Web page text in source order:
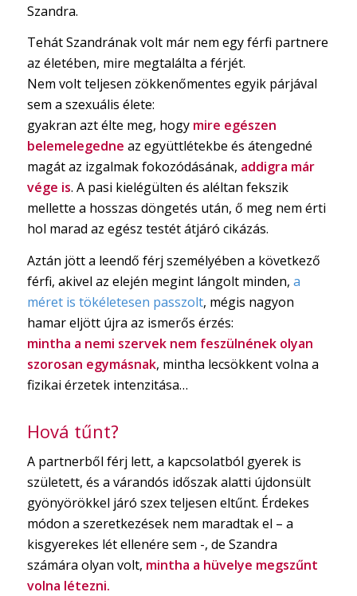
Szandra.
Tehát Szandrának volt már nem egy férfi partnere
az életében, mire megtalálta a férjét.
Nem volt teljesen zökkenőmentes egyik párjával
sem a szexuális élete:
gyakran azt élte meg, hogy mire egészen
belemelegedne az együttlétekbe és átengedné
magát az izgalmak fokozódásának, addigra már
vége is. A pasi kielégülten és aléltan fekszik
mellette a hosszas döngetés után, ő meg nem érti
hol marad az egész testét átjáró cikázás.
Aztán jött a leendő férj személyében a következő
férfi, akivel az elején megint lángolt minden, a
méret is tökéletesen passzolt, mégis nagyon
hamar eljött újra az ismerős érzés:
mintha a nemi szervek nem feszülnének olyan
szorosan egymásnak, mintha lecsökkent volna a
fizikai érzetek intenzitása…
Hová tűnt?
A partnerből férj lett, a kapcsolatból gyerek is
született, és a várandós időszak alatti újdonsült
gyönyörökkel járó szex teljesen eltűnt. Érdekes
módon a szeretkezések nem maradtak el – a
kisgyerekes lét ellenére sem -, de Szandra
számára olyan volt, mintha a hüvelye megszűnt
volna létezni.